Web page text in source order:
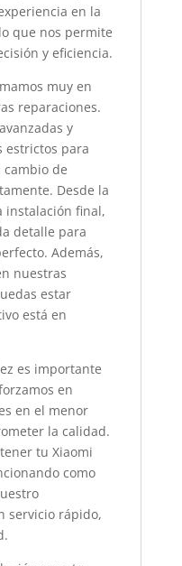
en la
que nos permite
y eficiencia.
muy en
reparaciones.
y
estrictos para
cambio de
Desde la
instalación final,
detalle para
Además,
nuestras
estar
está en
es importante
en
en el menor
la calidad.
tu Xiaomi
como
servicio rápido,